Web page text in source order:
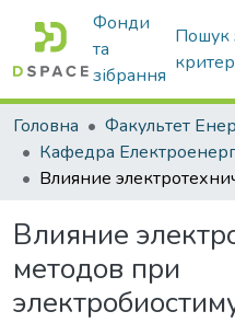
Фонди
та
зібрання
Пошук
Головна
Влияние
методов при